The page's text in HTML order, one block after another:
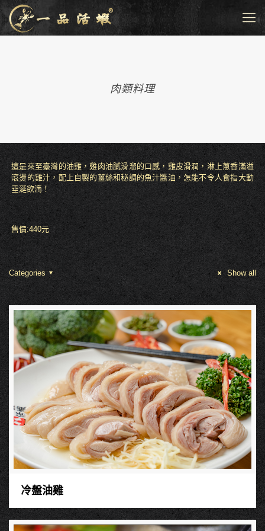
肉類料理
這是來至臺灣的油雞，雞肉油膩滑溜的口感，雞皮滑潤，淋上蔥香滿溢
滾燙的雞汁，配上自製的薑絲和秘調的魚汁醬油，怎能不令人食指大動
垂涎欲滴！
售價:440元
Categories Show all
冷盤油雞